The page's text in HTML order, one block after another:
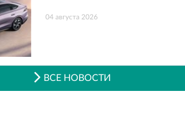
04 августа 2026
ВСЕ НОВОСТИ